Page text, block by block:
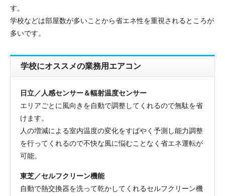
す。
学校などは部屋数が多いことから省エネ性を重視されるところが
多いです。
学校にオススメの業務用エアコン
日立／人感センサー＆輻射温度センサー
エリアごとに風向きを自動で調整してくれるので無駄を省
けます。
人の増減による室内温度の変化をすばやく予測し能力調整
を行ってくれるので不快な風に悩むことなく省エネ運転が
可能。
東芝／セルフクリーン機能
自動で熱交換器を洗って乾かしてくれるセルフクリーン機